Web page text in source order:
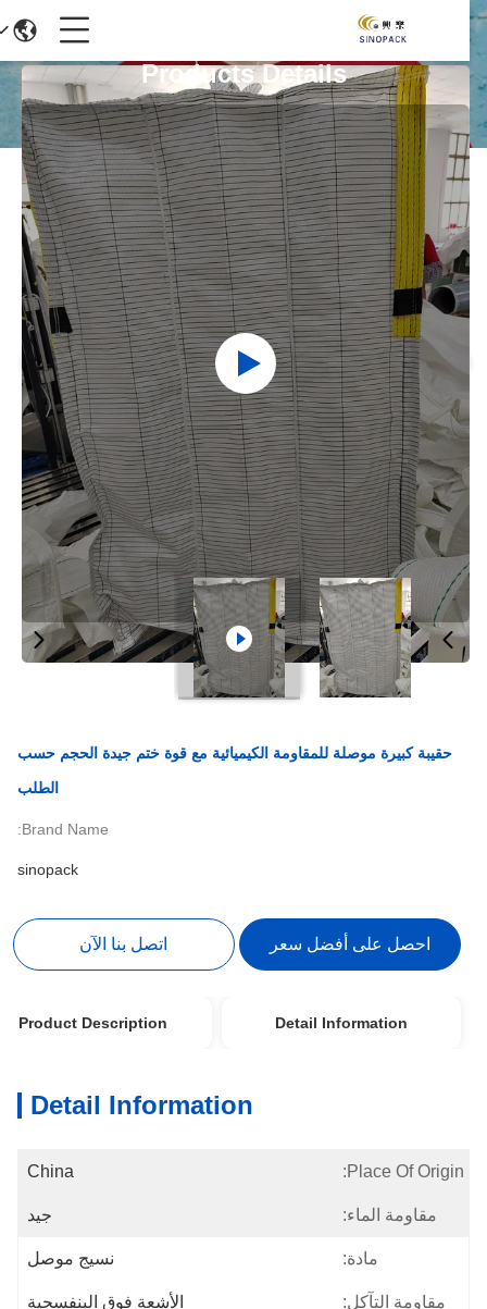
Products Details
حقيبة كبيرة موصلة للمقاومة الكيميائية مع قوة ختم جيدة الحجم حسب
الطلب
Brand Name:
sinopack
احصل على أفضل سعر اتصل بنا الآن
Detail Information
Product Description
Detail Information
Place Of Origin:
China
مقاومة الماء: جيد
مادة: نسيج موصل
مقاومة التآكل: الأشعة فوق البنفسجية